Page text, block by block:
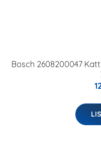
Bosch 2608200047